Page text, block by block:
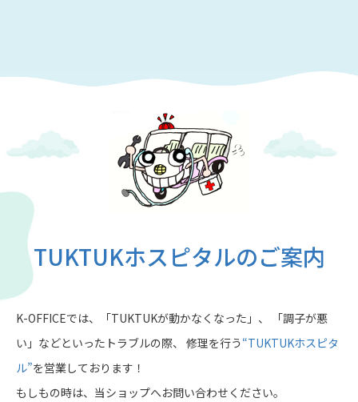
TUKTUKホスピタルのご案内
K-OFFICEでは、「TUKTUKが動かなくなった」、
「調子が悪
い」などといったトラブルの際、
修理を行う “TUKTUKホスピタ
ル”を営業しております！
もしもの時は、当ショップへお問い合わせください。